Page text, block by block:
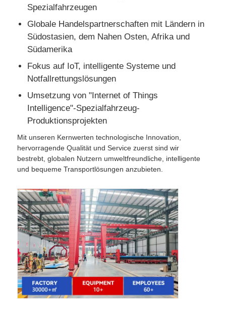
Spezialfahrzeugen
Globale Handelspartnerschaften mit Ländern in
Südostasien, dem Nahen Osten, Afrika und
Südamerika
Fokus auf IoT, intelligente Systeme und
Notfallrettungslösungen
Umsetzung von "Internet of Things
Intelligence"-Spezialfahrzeug-
Produktionsprojekten
Mit unseren Kernwerten technologische Innovation,
hervorragende Qualität und Service zuerst sind wir
bestrebt, globalen Nutzern umweltfreundliche, intelligente
und bequeme Transportlösungen anzubieten.